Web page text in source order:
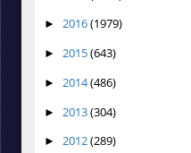
► 2016(1979)
► 2015(643)
► 2014(486)
► 2013(304)
► 2012(289)